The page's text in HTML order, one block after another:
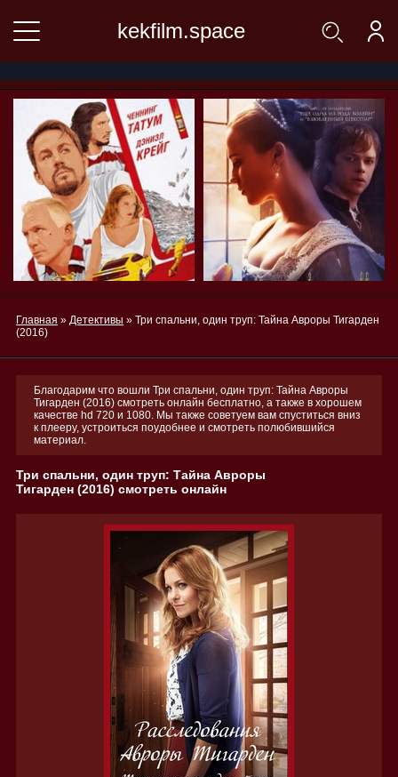
kekfilm.space
Главная » Детективы » Три спальни, один труп: Тайна Авроры Тигарден
(2016)
Благодарим что вошли Три спальни, один труп: Тайна Авроры
Тигарден (2016) смотреть онлайн бесплатно, а также в хорошем
качестве hd 720 и 1080. Мы также советуем вам спуститься вниз
к плееру, устроиться поудобнее и смотреть полюбившийся
материал.
Три спальни, один труп: Тайна Авроры
Тигарден (2016) смотреть онлайн